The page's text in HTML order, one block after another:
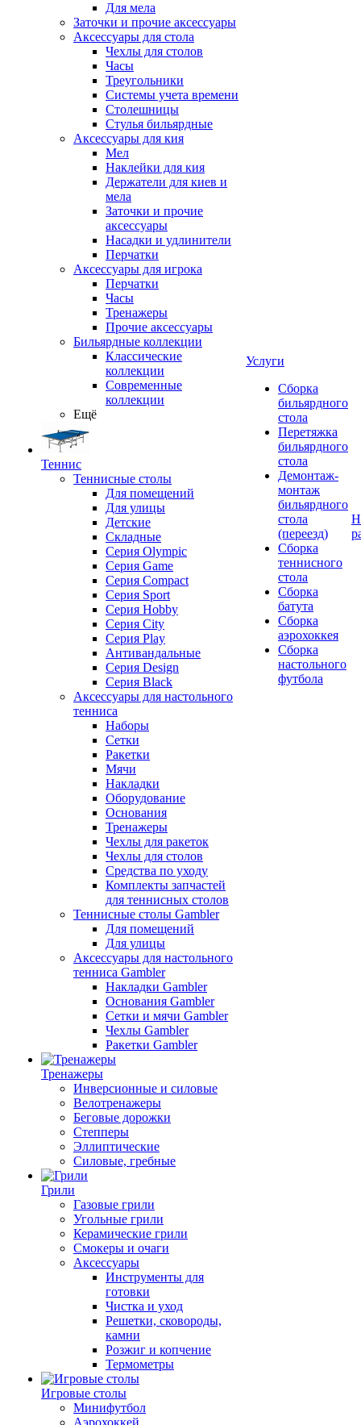
Для мела
Заточки и прочие аксессуары
Аксессуары для стола
Чехлы для столов
Часы
Треугольники
Системы учета времени
Столешницы
Стулья бильярдные
Аксессуары для кия
Мел
Наклейки для кия
Держатели для киев и
мела
Заточки и прочие
аксессуары
Насадки и удлинители
Перчатки
Аксессуары для игрока
Перчатки
Часы
Тренажеры
Прочие аксессуары
Бильярдные коллекции
Классические
коллекции
Современные
коллекции
Ещё
Теннис
Теннисные столы
Для помещений
Для улицы
Детские
Складные
Серия Olympic
Серия Game
Серия Compact
Серия Sport
Серия Hobby
Серия City
Серия Play
Антивандальные
Серия Design
Серия Black
Аксессуары для настольного
тенниса
Наборы
Сетки
Ракетки
Мячи
Накладки
Оборудование
Основания
Тренажеры
Чехлы для ракеток
Чехлы для столов
Средства по уходу
Комплекты запчастей
для теннисных столов
Теннисные столы Gambler
Для помещений
Для улицы
Аксессуары для настольного
тенниса Gambler
Накладки Gambler
Основания Gambler
Сетки и мячи Gambler
Чехлы Gambler
Ракетки Gambler
Тренажеры
Инверсионные и силовые
Велотренажеры
Беговые дорожки
Степперы
Эллиптические
Силовые, гребные
Грили
Газовые грили
Угольные грили
Керамические грили
Смокеры и очаги
Аксессуары
Инструменты для
готовки
Чистка и уход
Решетки, сковороды,
камни
Розжиг и копчение
Термометры
Игровые столы
Минифутбол
Аэрохоккей
Услуги
Сборка
бильярдного
стола
Перетяжка
бильярдного
стола
Демонтаж-
монтаж
бильярдного
стола
(переезд)
Сборка
теннисного
стола
Сборка
батута
Сборка
аэрохоккея
Сборка
настольного
футбола